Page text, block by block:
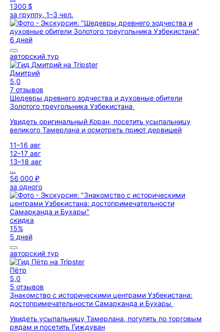
1300 $
за группу, 1–3 чел.
6 дней
авторский тур
Дмитрий
5,0
7 отзывов
Шедевры древнего зодчества и духовные обители
Золотого треугольника Узбекистана
Увидеть оригинальный Коран, посетить усыпальницу
великого Тамерлана и осмотреть приют дервишей
11–16 авг
12–17 авг
13–18 авг
...
56 000 ₽
за одного
скидка
15%
5 дней
авторский тур
Пётр
5,0
5 отзывов
Знакомство с историческими центрами Узбекистана:
достопримечательности Самарканда и Бухары
Увидеть усыпальницу Тамерлана, погулять по торговым
рядам и посетить Гиждуван